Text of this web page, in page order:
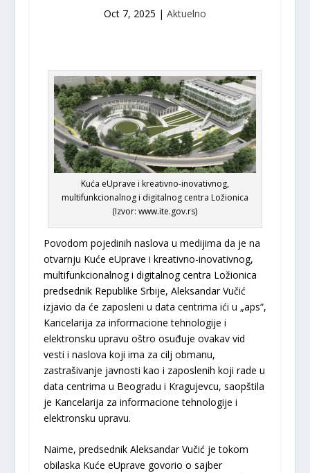
Oct 7, 2025 | Aktuelno
Kuća eUprave i kreativno-inovativnog,
multifunkcionalnog i digitalnog centra Ložionica
(Izvor: www.ite.gov.rs)
Povodom pojedinih naslova u medijima da je na
otvarnju Kuće eUprave i kreativno-inovativnog,
multifunkcionalnog i digitalnog centra Ložionica
predsednik Republike Srbije, Aleksandar Vučić
izjavio da će zaposleni u data centrima ići u „aps“,
Kancelarija za informacione tehnologije i
elektronsku upravu oštro osuđuje ovakav vid
vesti i naslova koji ima za cilj obmanu,
zastrašivanje javnosti kao i zaposlenih koji rade u
data centrima u Beogradu i Kragujevcu, saopštila
je Kancelarija za informacione tehnologije i
elektronsku upravu.
Naime, predsednik Aleksandar Vučić je tokom
obilaska Kuće eUprave govorio o sajber